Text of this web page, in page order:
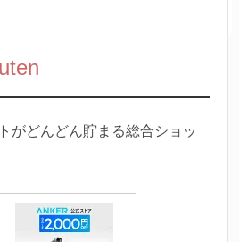
がどんどん貯まる総合ショッ